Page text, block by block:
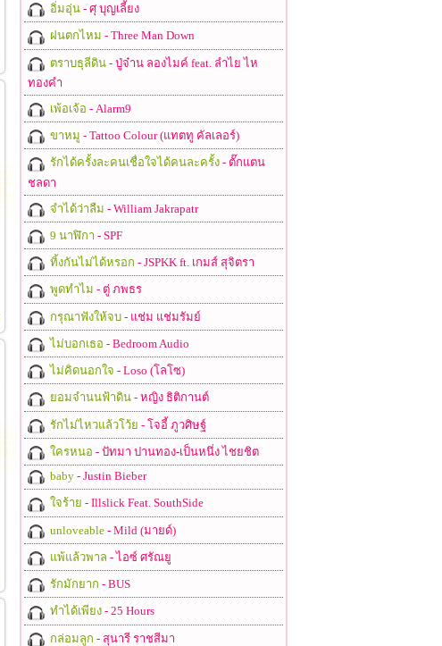
อิ่มอุ่น- ศุ บุญเลี้ยง
ฝนตกไหม - Three Man Down
ตราบธุลีดิน- ปู่จ๋าน ลองไมค์ feat. ลำไย ไห
ทองคำ
เพ้อเจ้อ - Alarm9
ขาหมู - Tattoo Colour (แทตทู คัลเลอร์)
รักได้ครั้งละคนเชื่อใจได้คนละครั้ง- ตั๊กแตน
ชลดา
จำได้ว่าลืม - William Jakrapatr
9 นาฬิกา - SPF
ทิ้งกันไม่ได้หรอก - JSPKK ft. เกมส์ สุจิตรา
พูดทำไม - ตู่ ภพธร
กรุณาฟังให้จบ- แช่ม แช่มรัมย์
ไม่บอกเธอ - Bedroom Audio
ไม่คิดนอกใจ - Loso (โลโซ)
ยอมจำนนฟ้าดิน- หญิง ธิติกานต์
รักไม่ไหวแล้วโว้ย - โจอี้ ภูวศิษฐ์
ใครหนอ - ปัทมา ปานทอง-เป็นหนึ่ง ไชยชิต
baby- Justin Bieber
ใจร้าย - Illslick Feat. SouthSide
unloveable- Mild (มายด์)
แพ้แล้วพาล - ไอซ์ ศรัณยู
รักมักยาก - BUS
ทำได้เพียง- 25 Hours
กล่อมลูก - สุนารี ราชสีมา